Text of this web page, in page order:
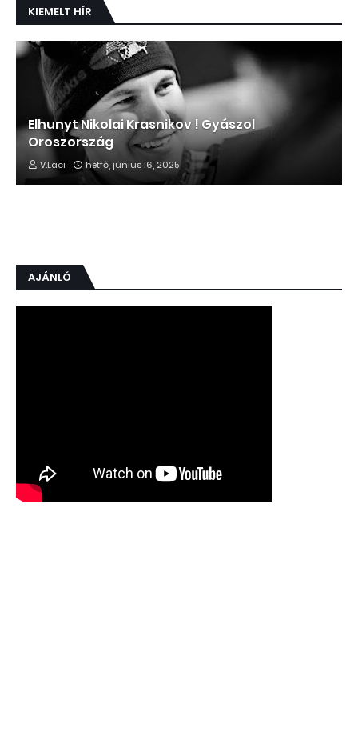
KIEMELT HÍR
Elhunyt Nikolai Krasnikov ! Gyászol
Oroszország
V.Laci hétfő, június 16, 2025
AJÁNLÓ